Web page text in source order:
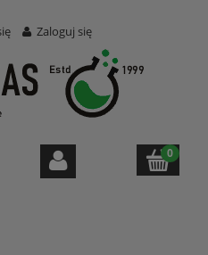
Zaloguj się